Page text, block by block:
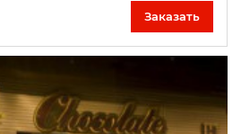
Заказать